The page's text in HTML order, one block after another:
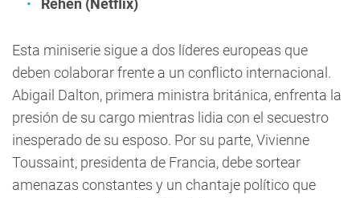
Rehén (Netflix)
Esta miniserie sigue a dos líderes europeas que
deben colaborar frente a un conflicto internacional.
Abigail Dalton, primera ministra británica, enfrenta la
presión de su cargo mientras lidia con el secuestro
inesperado de su esposo. Por su parte, Vivienne
Toussaint, presidenta de Francia, debe sortear
amenazas constantes y un chantaje político que